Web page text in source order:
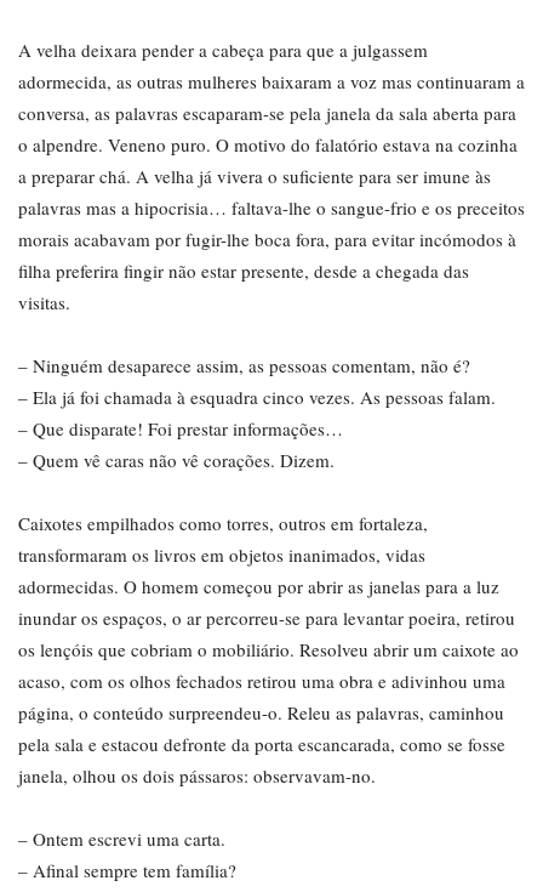
A velha deixara pender a cabeça para que a julgassem
adormecida, as outras mulheres baixaram a voz mas continuaram a
conversa, as palavras escaparam-se pela janela da sala aberta para
o alpendre. Veneno puro. O motivo do falatório estava na cozinha
a preparar chá. A velha já vivera o suficiente para ser imune às
palavras mas a hipocrisia… faltava-lhe o sangue-frio e os preceitos
morais acabavam por fugir-lhe boca fora, para evitar incómodos à
filha preferira fingir não estar presente, desde a chegada das
visitas.
– Ninguém desaparece assim, as pessoas comentam, não é?
– Ela já foi chamada à esquadra cinco vezes. As pessoas falam.
– Que disparate! Foi prestar informações…
– Quem vê caras não vê corações. Dizem.
Caixotes empilhados como torres, outros em fortaleza,
transformaram os livros em objetos inanimados, vidas
adormecidas. O homem começou por abrir as janelas para a luz
inundar os espaços, o ar percorreu-se para levantar poeira, retirou
os lençóis que cobriam o mobiliário. Resolveu abrir um caixote ao
acaso, com os olhos fechados retirou uma obra e adivinhou uma
página, o conteúdo surpreendeu-o. Releu as palavras, caminhou
pela sala e estacou defronte da porta escancarada, como se fosse
janela, olhou os dois pássaros: observavam-no.
– Ontem escrevi uma carta.
– Afinal sempre tem família?